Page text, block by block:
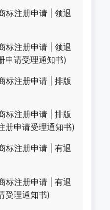
标注册申请| 领退
标注册申请| 领退
申请受理通知书)
标注册申请| 排版
标注册申请| 排版
册申请受理通知书)
标注册申请| 有退
标注册申请| 有退
受理通知书)